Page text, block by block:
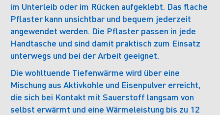
im Unterleib oder im Rücken aufgeklebt. Das flache
Pflaster kann unsichtbar und bequem jederzeit
angewendet werden. Die Pflaster passen in jede
Handtasche und sind damit praktisch zum Einsatz
unterwegs und bei der Arbeit geeignet.
Die wohltuende Tiefenwärme wird über eine
Mischung aus Aktivkohle und Eisenpulver erreicht,
die sich bei Kontakt mit Sauerstoff langsam von
selbst erwärmt und eine Wärmeleistung bis zu 12